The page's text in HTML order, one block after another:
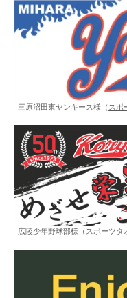
三原沼田東ヤンキース様（ スポ
広陵少年野球部様（ スポーツタ